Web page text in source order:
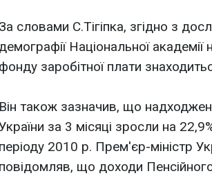
За словами С.Тігіпка, згідно з
демографії Національної
фонду заробітної плати
Він також зазначив, що
за 3 місяці зросли на
періоду 2010 р. Прем'єр-міністр
повідомляв, що доходи